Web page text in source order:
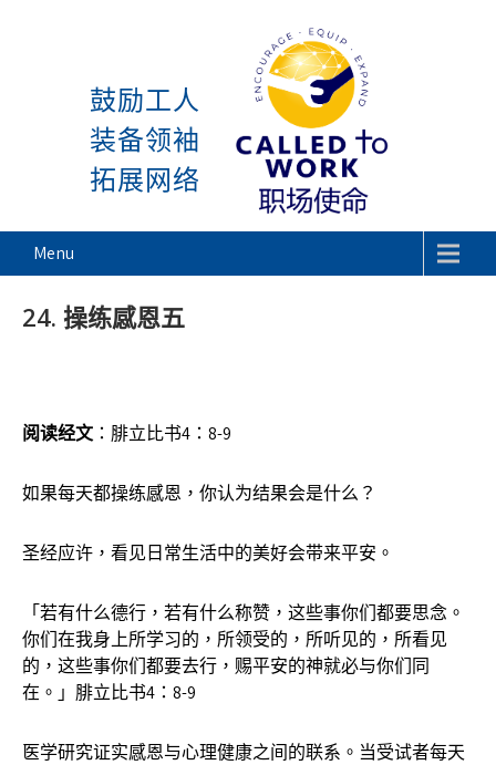
Called To Work
鼓励工人
装备领袖
拓展网络
Menu
24. 操练感恩五
阅读经文 ：腓立比书4：8-9
如果每天都操练感恩，你认为结果会是什么？
圣经应许，看见日常生活中的美好会带来平安。
「若有什么德行，若有什么称赞，这些事你们都要思念。
你们在我身上所学习的，所领受的，所听见的，所看见
的，这些事你们都要去行，赐平安的神就必与你们同
在。」腓立比书4：8-9
医学研究证实感恩与心理健康之间的联系。当受试者每天